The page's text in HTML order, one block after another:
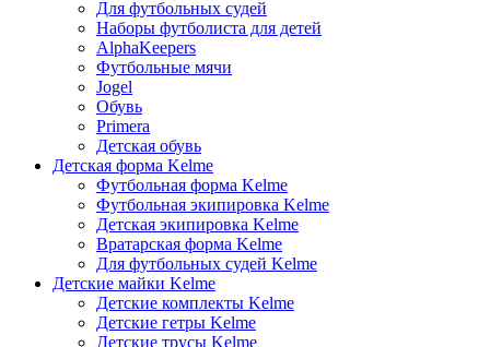
Для футбольных судей
Наборы футболиста для детей
AlphaKeepers
Футбольные мячи
Jogel
Обувь
Primera
Детская обувь
Детская форма Kelme
Футбольная форма Kelme
Футбольная экипировка Kelme
Детская экипировка Kelme
Вратарская форма Kelme
Для футбольных судей Kelme
Детские майки Kelme
Детские комплекты Kelme
Детские гетры Kelme
Детские трусы Kelme